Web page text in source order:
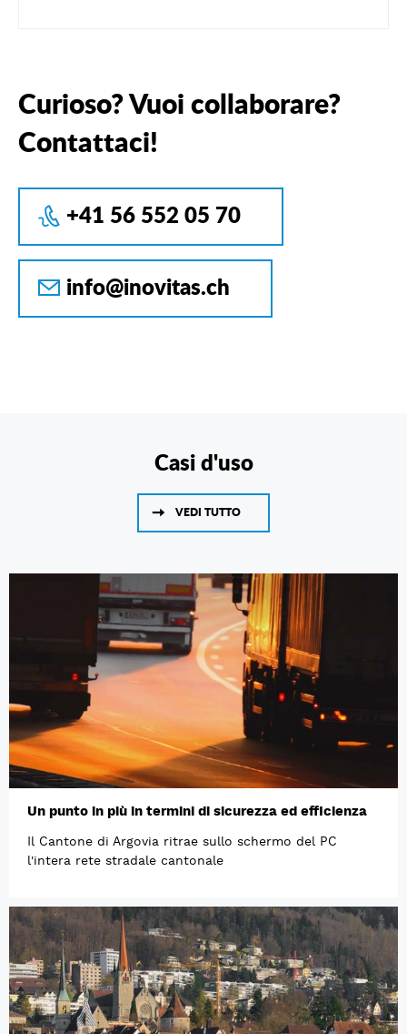
Curioso? Vuoi collaborare?
Contattaci!
+41 56 552 05 70
info@inovitas.ch
Casi d'uso
VEDI TUTTO
Un punto in più in termini di sicurezza ed efficienza
Il Cantone di Argovia ritrae sullo schermo del PC
l'intera rete stradale cantonale